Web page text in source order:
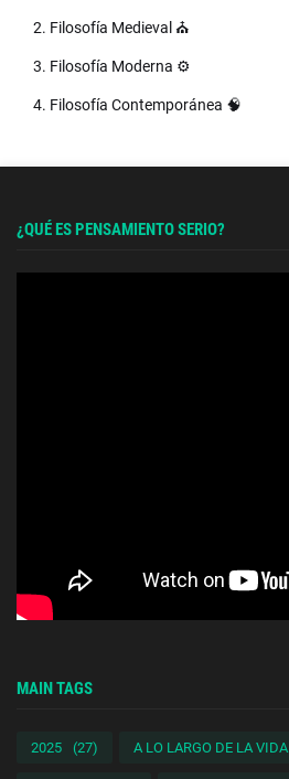
2. Filosofía Medieval ⛪
3. Filosofía Moderna ⚙️
4. Filosofía Contemporánea 🧠
¿QUÉ ES PENSAMIENTO SERIO?
MAIN TAGS
2025 (27) A LO LARGO DE LA VIDA